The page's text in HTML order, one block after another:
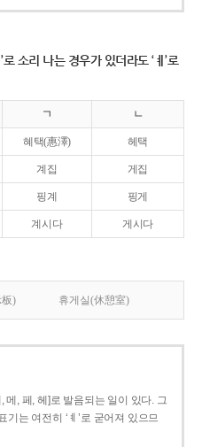
’로 소리 나는 경우가 있더라도 ‘ㅖ’로
ㄱ ㄴ
혜택(惠澤) 헤택
계집 게집
핑계 핑게
계시다 게시다
) 휴게실(休憩室)
메, 페, 헤]로 발음되는 일이 있다. 그
는 여전히 ‘ㅖ’로 굳어져 있으므